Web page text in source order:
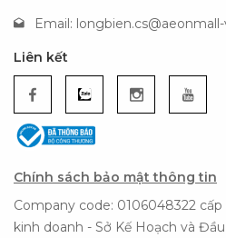
Email:
Liên kết
Chính sách bảo mật thông tin
Company code: 0106048322
kinh doanh - Sở Kế Hoạch và